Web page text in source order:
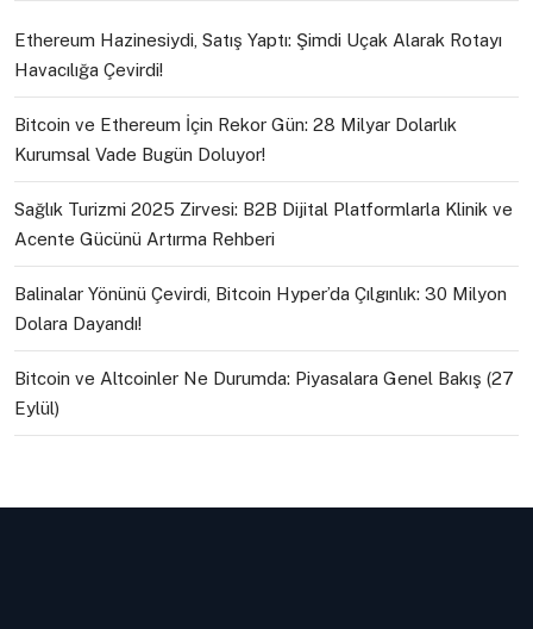
Ethereum Hazinesiydi, Satış Yaptı: Şimdi Uçak Alarak Rotayı
Havacılığa Çevirdi!
Bitcoin ve Ethereum İçin Rekor Gün: 28 Milyar Dolarlık
Kurumsal Vade Bugün Doluyor!
Sağlık Turizmi 2025 Zirvesi: B2B Dijital Platformlarla Klinik ve
Acente Gücünü Artırma Rehberi
Balinalar Yönünü Çevirdi, Bitcoin Hyper’da Çılgınlık: 30 Milyon
Dolara Dayandı!
Bitcoin ve Altcoinler Ne Durumda: Piyasalara Genel Bakış (27
Eylül)